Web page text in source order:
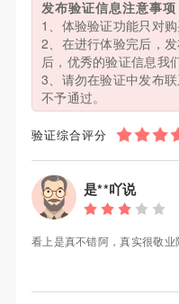
发布验证信息注意事项
1、体验验证功能只对
2、在进行体验完后，
后，优秀的验证信息我
3、请勿在验证中发布
不予通过。
验证综合评分
是**吖说
看上是真不错阿，真实很敬业